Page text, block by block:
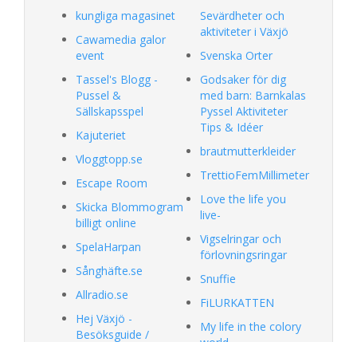
kungliga magasinet
Cawamedia galor
event
Tassel's Blogg -
Pussel &
Sällskapsspel
Kajuteriet
Vloggtopp.se
Escape Room
Skicka Blommogram
billigt online
SpelaHarpan
Sånghäfte.se
Allradio.se
Hej Växjö -
Besöksguide /
Sevärdheter och
aktiviteter i Växjö
Svenska Orter
Godsaker för dig
med barn: Barnkalas
Pyssel Aktiviteter
Tips & Idéer
brautmutterkleider
TrettioFemMillimeter
Love the life you
live-
Vigselringar och
förlovningsringar
Snuffie
FiLURKATTEN
My life in the colory